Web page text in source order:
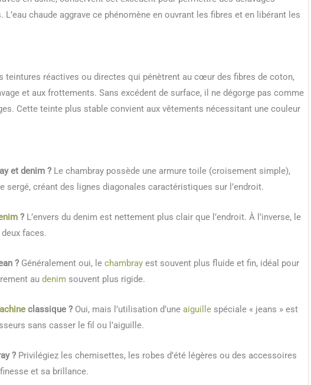
chaude aggrave ce phénomène en ouvrant les fibres et en libérant les
teintures réactives ou directes qui pénètrent au cœur des fibres de coton,
et aux frottements. Sans excédent de surface, il ne dégorge pas comme
Cette teinte plus stable convient aux vêtements nécessitant une couleur
et denim ? Le chambray possède une armure toile (croisement simple),
sergé, créant des lignes diagonales caractéristiques sur l’endroit.
? L’envers du denim est nettement plus clair que l’endroit. À l’inverse, le
faces.
? Généralement oui, le chambray est souvent plus fluide et fin, idéal pour
au denim souvent plus rigide.
classique ? Oui, mais l’utilisation d’une aiguille spéciale « jeans » est
sans casser le fil ou l’aiguille.
? Privilégiez les chemisettes, les robes d’été légères ou des accessoires
et sa brillance.